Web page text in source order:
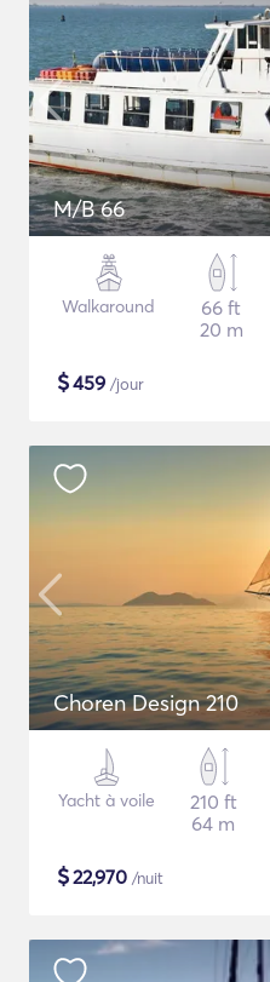
M/B 66
Walkaround
66 ft
20 m
$459 /jour
Choren Design 210
Yacht à voile
210 ft
64 m
$22,970 /nuit